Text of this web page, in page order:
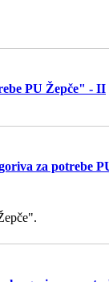
PU Žepče" - II
za potrebe